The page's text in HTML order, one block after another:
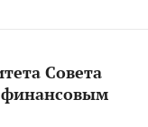
Совета